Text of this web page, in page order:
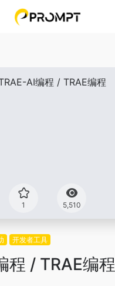
1 5,510
开发者工具
程 / TRAE编程